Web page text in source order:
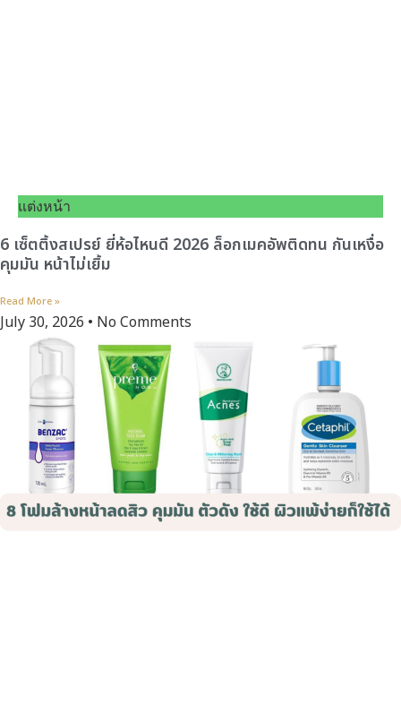
แต่งหน้า
6 เซ็ตติ้งสเปรย์ ยี่ห้อไหนดี 2026 ล็อกเมคอัพติดทน กันเหงื่อ
คุมมัน หน้าไม่เยิ้ม
Read More »
July 30, 2026 No Comments